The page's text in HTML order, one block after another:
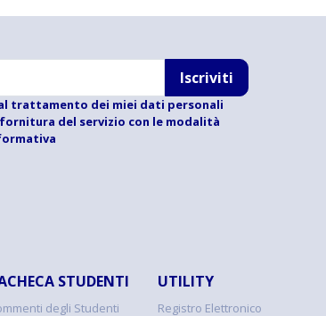
Iscriviti
trattamento dei miei dati personali
del servizio con le modalità
STUDENTI
degli Studenti
UTILITY
Registro Elettronico